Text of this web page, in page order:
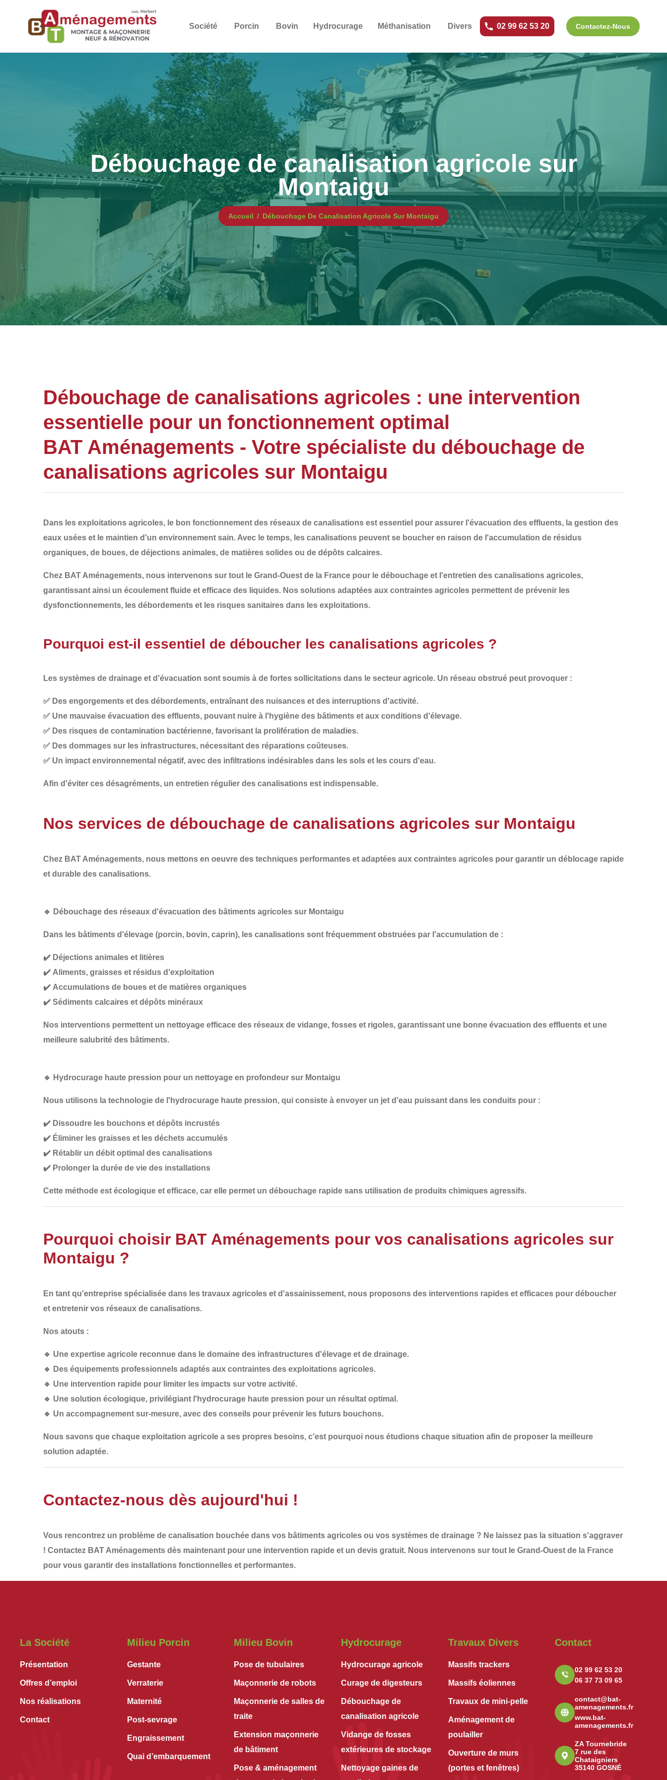
Société Porcin Bovin Hydrocurage Méthanisation Divers 02 99 62 53 20 Contactez-Nous
Débouchage de canalisation agricole sur
Montaigu
Accueil Débouchage De Canalisation Agricole Sur Montaigu
Débouchage de canalisations agricoles : une intervention
essentielle pour un fonctionnement optimal
BAT Aménagements - Votre spécialiste du débouchage de
canalisations agricoles sur Montaigu
Dans les exploitations agricoles, le bon fonctionnement des réseaux de canalisations est essentiel pour assurer l'évacuation des effluents, la gestion des
eaux usées et le maintien d'un environnement sain. Avec le temps, les canalisations peuvent se boucher en raison de l'accumulation de résidus
organiques, de boues, de déjections animales, de matières solides ou de dépôts calcaires.
Chez BAT Aménagements, nous intervenons sur tout le Grand-Ouest de la France pour le débouchage et l'entretien des canalisations agricoles,
garantissant ainsi un écoulement fluide et efficace des liquides. Nos solutions adaptées aux contraintes agricoles permettent de prévenir les
dysfonctionnements, les débordements et les risques sanitaires dans les exploitations.
Pourquoi est-il essentiel de déboucher les canalisations agricoles ?
Les systèmes de drainage et d'évacuation sont soumis à de fortes sollicitations dans le secteur agricole. Un réseau obstrué peut provoquer :
✅ Des engorgements et des débordements, entraînant des nuisances et des interruptions d'activité.
✅ Une mauvaise évacuation des effluents, pouvant nuire à l'hygiène des bâtiments et aux conditions d'élevage.
✅ Des risques de contamination bactérienne, favorisant la prolifération de maladies.
✅ Des dommages sur les infrastructures, nécessitant des réparations coûteuses.
✅ Un impact environnemental négatif, avec des infiltrations indésirables dans les sols et les cours d'eau.
Afin d'éviter ces désagréments, un entretien régulier des canalisations est indispensable.
Nos services de débouchage de canalisations agricoles sur Montaigu
Chez BAT Aménagements, nous mettons en oeuvre des techniques performantes et adaptées aux contraintes agricoles pour garantir un déblocage rapide
et durable des canalisations.
🔹 Débouchage des réseaux d'évacuation des bâtiments agricoles sur Montaigu
Dans les bâtiments d'élevage (porcin, bovin, caprin), les canalisations sont fréquemment obstruées par l'accumulation de :
✔️ Déjections animales et litières
✔️ Aliments, graisses et résidus d'exploitation
✔️ Accumulations de boues et de matières organiques
✔️ Sédiments calcaires et dépôts minéraux
Nos interventions permettent un nettoyage efficace des réseaux de vidange, fosses et rigoles, garantissant une bonne évacuation des effluents et une
meilleure salubrité des bâtiments.
🔹 Hydrocurage haute pression pour un nettoyage en profondeur sur Montaigu
Nous utilisons la technologie de l'hydrocurage haute pression, qui consiste à envoyer un jet d'eau puissant dans les conduits pour :
✔️ Dissoudre les bouchons et dépôts incrustés
✔️ Éliminer les graisses et les déchets accumulés
✔️ Rétablir un débit optimal des canalisations
✔️ Prolonger la durée de vie des installations
Cette méthode est écologique et efficace, car elle permet un débouchage rapide sans utilisation de produits chimiques agressifs.
Pourquoi choisir BAT Aménagements pour vos canalisations agricoles sur
Montaigu ?
En tant qu'entreprise spécialisée dans les travaux agricoles et d'assainissement, nous proposons des interventions rapides et efficaces pour déboucher
et entretenir vos réseaux de canalisations.
Nos atouts :
🔹 Une expertise agricole reconnue dans le domaine des infrastructures d'élevage et de drainage.
🔹 Des équipements professionnels adaptés aux contraintes des exploitations agricoles.
🔹 Une intervention rapide pour limiter les impacts sur votre activité.
🔹 Une solution écologique, privilégiant l'hydrocurage haute pression pour un résultat optimal.
🔹 Un accompagnement sur-mesure, avec des conseils pour prévenir les futurs bouchons.
Nous savons que chaque exploitation agricole a ses propres besoins, c'est pourquoi nous étudions chaque situation afin de proposer la meilleure
solution adaptée.
Contactez-nous dès aujourd'hui !
Vous rencontrez un problème de canalisation bouchée dans vos bâtiments agricoles ou vos systèmes de drainage ? Ne laissez pas la situation s'aggraver
! Contactez BAT Aménagements dès maintenant pour une intervention rapide et un devis gratuit. Nous intervenons sur tout le Grand-Ouest de la France
pour vous garantir des installations fonctionnelles et performantes.
La Société
Présentation
Offres d’emploi
Nos réalisations
Contact
Milieu Porcin
Gestante
Verraterie
Maternité
Post-sevrage
Engraissement
Quai d’embarquement
Milieu Bovin
Pose de tubulaires
Maçonnerie de robots
Maçonnerie de salles de
traite
Extension maçonnerie
de bâtiment
Pose & aménagement
Hydrocurage
Hydrocurage agricole
Curage de digesteurs
Débouchage de
canalisation agricole
Vidange de fosses
extérieures de stockage
Nettoyage gaines de
Travaux Divers
Massifs trackers
Massifs éoliennes
Travaux de mini-pelle
Aménagement de
poulailler
Ouverture de murs
(portes et fenêtres)
Contact
02 99 62 53 20
06 37 73 09 65
contact@bat-
amenagements.fr
www.bat-
amenagements.fr
ZA Tournebride
7 rue des
Chataigniers
35140 GOSNÉ